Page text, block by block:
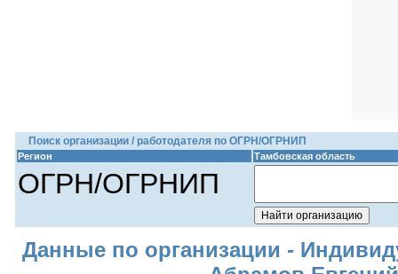
Поиск организации / работодателя по ОГРН/ОГРНИП
Регион Тамбовская область
ОГРН/ОГРНИП
Данные по организации -